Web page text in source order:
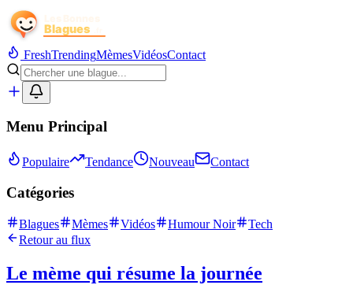
FreshTrendingMèmesVidéosContact
Menu Principal
Populaire Tendance Nouveau Contact
Catégories
Blagues Mèmes Vidéos Humour Noir
Tech
Retour au flux
Le mème qui résume la journée